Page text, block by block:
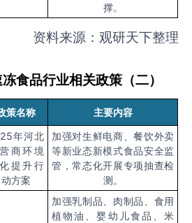
撑。
资料来源：观研天下整理
食品行业相关政策（二）
策名称 主要内容
年河北
商环境
提升行
动方案
加强对生鲜电商、餐饮外卖
等新业态新模式食品安全监
管，常态化开展专项抽查检
测。
加强乳制品、肉制品、食用
植物油、婴幼儿食品、米